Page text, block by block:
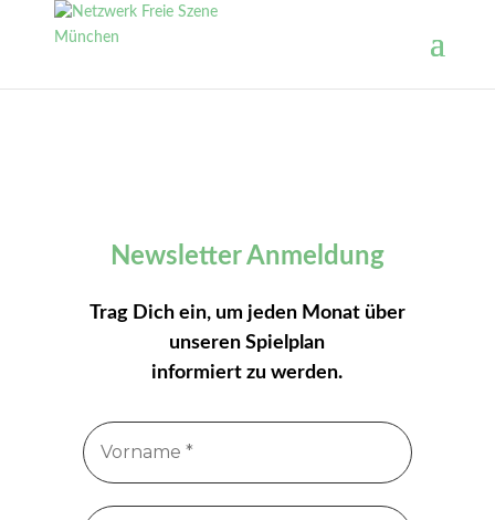
Newsletter Anmeldung
Trag Dich ein, um jeden Monat über
unseren Spielplan
informiert zu werden.